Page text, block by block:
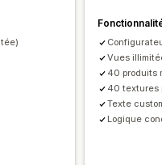
stocks
Vues
40 produits
40 textures
Texte
Logique